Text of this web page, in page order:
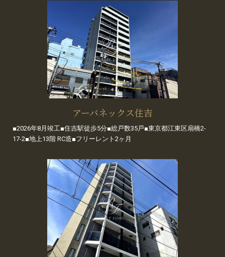
アーバネックス住吉
■2026年8月竣工■住吉駅徒歩5分■総戸数35戸■東京都江東区扇橋2-
17-2■地上13階 RC造■フリーレント2ヶ月